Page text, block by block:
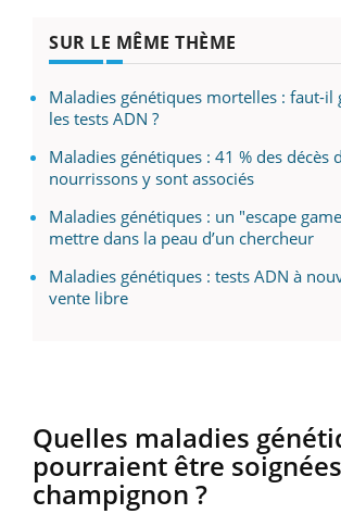
SUR LE MÊME THÈME
Maladies génétiques mortelles : faut-il
les tests ADN ?
Maladies génétiques : 41 % des décès
nourrissons y sont associés
Maladies génétiques : un "escape
mettre dans la peau d’un chercheur
Maladies génétiques : tests ADN à
vente libre
Quelles maladies
pourraient être
champignon ?